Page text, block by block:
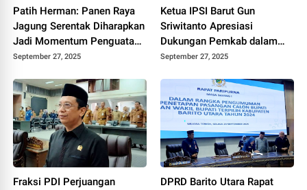
Patih Herman: Panen Raya
Jagung Serentak Diharapkan
Jadi Momentum Penguatan
Ketahanan Pangan Barut
September 27, 2025
Ketua IPSI Barut Gun
Sriwitanto Apresiasi
Dukungan Pemkab dalam
Festival Pencak Silat Bupati
September 27, 2025
Fraksi PDI Perjuangan
DPRD Barito Utara Rapat